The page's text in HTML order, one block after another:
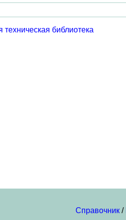
техническая библиотека
Справочник/